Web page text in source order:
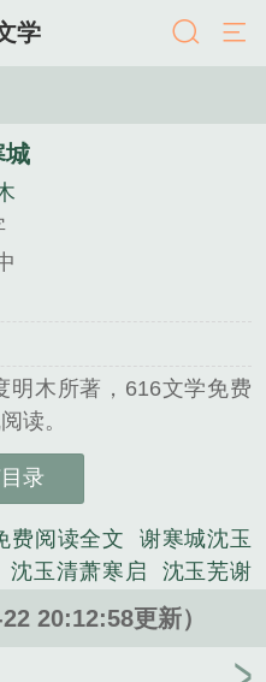
学
城
明木所著，616文学免费
读。
：www.616wx.cc...
心创作的历史类小说。
录
费阅读全文
谢寒城沈玉
沈玉清萧寒启
沈玉芜谢
寒城度明木
谢寒城沈玉
沈玉蓉 谢衍之 沈玉芜
20:12:58更新）